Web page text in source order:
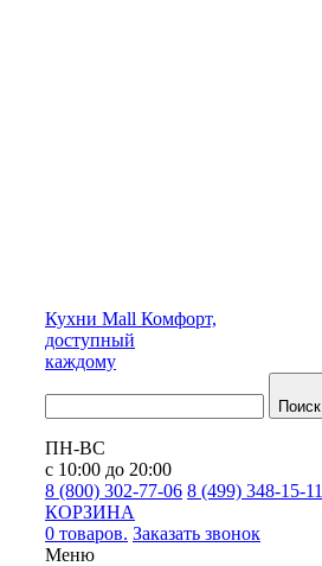
Кухни Mall Комфорт,
доступный
каждому
Поиск
ПН-ВС
с 10:00 до 20:00
8 (800) 302-77-06 8 (499) 348-15-11
КОРЗИНА
0 товаров. Заказать звонок
Меню